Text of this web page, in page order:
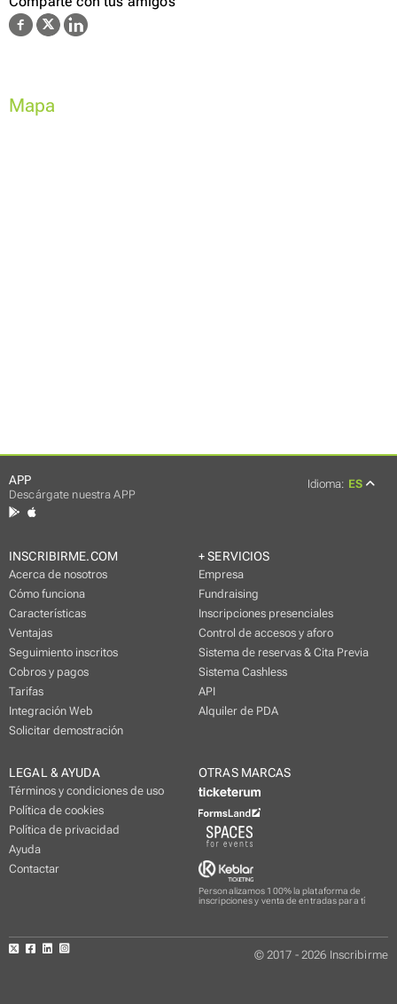
Mapa
INSCRIBIRME.COM
Acerca de nosotros
Cómo funciona
Características
Ventajas
Seguimiento inscritos
Cobros y pagos
Tarifas
Integración Web
Solicitar demostración
+ SERVICIOS
Empresa
Fundraising
Inscripciones presenciales
Control de accesos y aforo
Sistema de reservas & Cita Previa
Sistema Cashless
API
Alquiler de PDA
LEGAL & AYUDA
Términos y condiciones de uso
Política de cookies
Política de privacidad
Ayuda
Contactar
APP
Descárgate nuestra APP
Idioma: ES
OTRAS MARCAS
Personalizamos 100% la plataforma de
inscripciones y venta de entradas para tí
© 2017 - 2026 Inscribirme